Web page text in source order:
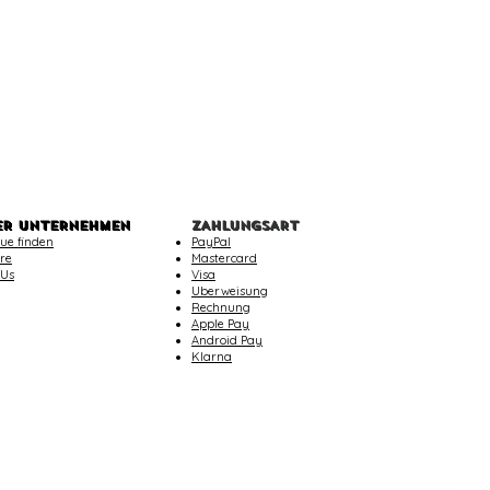
UNTERNEHMEN
finden
ZAHLUNGSART
PayPal
Mastercard
Visa
Uberweisung
Rechnung
Apple Pay
Android Pay
Klarna